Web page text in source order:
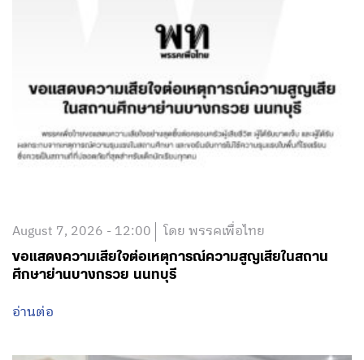
August 7, 2026 - 12:00 โดย พรรคเพื่อไทย
อ่านต่อ